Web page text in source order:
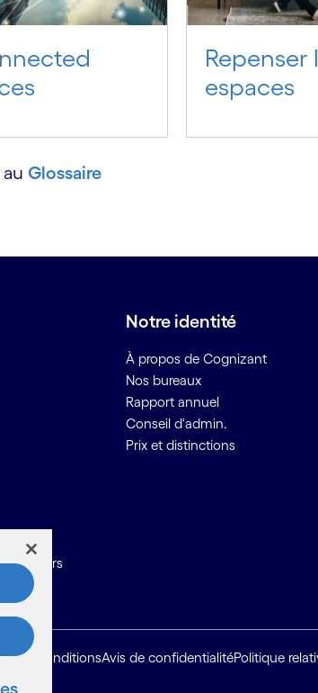
Repenser
espaces
Glossaire
Notre identité
À propos de Cognizant
Nos bureaux
Rapport annuel
Conseil d'admin.
Prix et distinctions
site ConditionsAvis de confidentialitéPolitique